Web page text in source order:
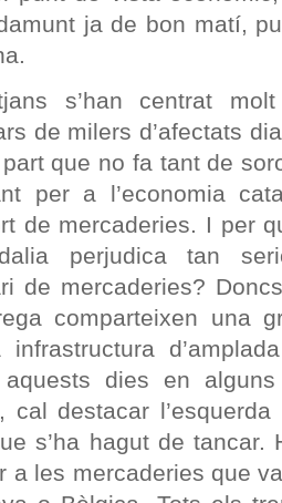
ja de bon matí,
s’han centrat
de milers d’afectats
que no fa tant de
per a l’economia
de mercaderies. I per
perjudica tan
de mercaderies?
comparteixen una
infrastructura
aquests dies en
cal destacar
s’ha hagut de tancar.
a les mercaderies que